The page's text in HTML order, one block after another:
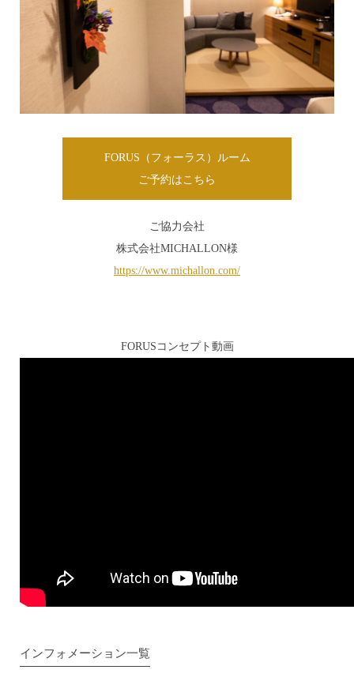
FORUS（フォーラス）ルーム
ご予約はこちら
ご協力会社
株式会社MICHALLON様
https://www.michallon.com/
FORUSコンセプト動画
インフォメーション一覧